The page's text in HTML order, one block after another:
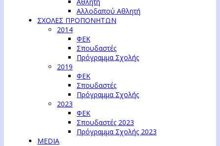
Αλλοδαπού Αθλητή
ΣΧΟΛΕΣ ΠΡΟΠΟΝΗΤΩΝ
2014
ΦΕΚ
Σπουδαστές
Πρόγραμμα Σχολής
2019
ΦΕΚ
Σπουδαστές
Πρόγραμμα Σχολής
2023
ΦΕΚ
Σπουδαστές 2023
Πρόγραμμα Σχολής 2023
MEDIA